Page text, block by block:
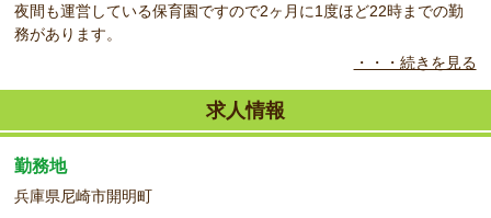
夜間も運営している保育園ですので2ヶ月に1度ほど22時までの勤
務があります。
兵庫県初の夜間認可保育園です！
駅からのアクセスは非常によく、こじんまりとした雰囲気です。
・・・続きを見る
求人情報
勤務地
兵庫県尼崎市開明町